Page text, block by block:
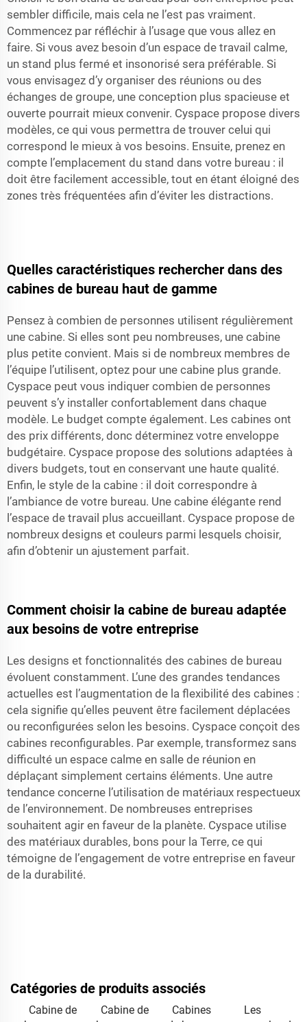
sembler difficile, mais cela ne l’est pas vraiment.
Commencez par réfléchir à l’usage que vous allez en
faire. Si vous avez besoin d’un espace de travail calme,
un stand plus fermé et insonorisé sera préférable. Si
vous envisagez d’y organiser des réunions ou des
échanges de groupe, une conception plus spacieuse et
ouverte pourrait mieux convenir. Cyspace propose divers
modèles, ce qui vous permettra de trouver celui qui
correspond le mieux à vos besoins. Ensuite, prenez en
compte l’emplacement du stand dans votre bureau : il
doit être facilement accessible, tout en étant éloigné des
zones très fréquentées afin d’éviter les distractions.
Quelles caractéristiques rechercher dans des
cabines de bureau haut de gamme
Pensez à combien de personnes utilisent régulièrement
une cabine. Si elles sont peu nombreuses, une cabine
plus petite convient. Mais si de nombreux membres de
l’équipe l’utilisent, optez pour une cabine plus grande.
Cyspace peut vous indiquer combien de personnes
peuvent s’y installer confortablement dans chaque
modèle. Le budget compte également. Les cabines ont
des prix différents, donc déterminez votre enveloppe
budgétaire. Cyspace propose des solutions adaptées à
divers budgets, tout en conservant une haute qualité.
Enfin, le style de la cabine : il doit correspondre à
l’ambiance de votre bureau. Une cabine élégante rend
l’espace de travail plus accueillant. Cyspace propose de
nombreux designs et couleurs parmi lesquels choisir,
afin d’obtenir un ajustement parfait.
Comment choisir la cabine de bureau adaptée
aux besoins de votre entreprise
Les designs et fonctionnalités des cabines de bureau
évoluent constamment. L’une des grandes tendances
actuelles est l’augmentation de la flexibilité des cabines :
cela signifie qu’elles peuvent être facilement déplacées
ou reconfigurées selon les besoins. Cyspace conçoit des
cabines reconfigurables. Par exemple, transformez sans
difficulté un espace calme en salle de réunion en
déplaçant simplement certains éléments. Une autre
tendance concerne l’utilisation de matériaux respectueux
de l’environnement. De nombreuses entreprises
souhaitent agir en faveur de la planète. Cyspace utilise
des matériaux durables, bons pour la Terre, ce qui
témoigne de l’engagement de votre entreprise en faveur
de la durabilité.
Catégories de produits associés
Cabine de
Cabine de
Cabines
Les